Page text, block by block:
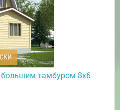
тамбуром 8х6